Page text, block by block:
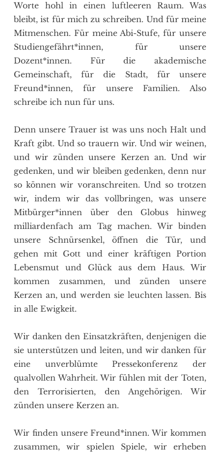
Worte hohl in einen luftleeren Raum. Was
bleibt, ist für mich zu schreiben. Und für meine
Mitmenschen. Für meine Abi-Stufe, für unsere
Studiengefährt*innen, für unsere
Dozent*innen. Für die akademische
Gemeinschaft, für die Stadt, für unsere
Freund*innen, für unsere Familien. Also
schreibe ich nun für uns.
Denn unsere Trauer ist was uns noch Halt und
Kraft gibt. Und so trauern wir. Und wir weinen,
und wir zünden unsere Kerzen an. Und wir
gedenken, und wir bleiben gedenken, denn nur
so können wir voranschreiten. Und so trotzen
wir, indem wir das vollbringen, was unsere
Mitbürger*innen über den Globus hinweg
milliardenfach am Tag machen. Wir binden
unsere Schnürsenkel, öffnen die Tür, und
gehen mit Gott und einer kräftigen Portion
Lebensmut und Glück aus dem Haus. Wir
kommen zusammen, und zünden unsere
Kerzen an, und werden sie leuchten lassen. Bis
in alle Ewigkeit.
Wir danken den Einsatzkräften, denjenigen die
sie unterstützen und leiten, und wir danken für
eine unverblümte Pressekonferenz der
qualvollen Wahrheit. Wir fühlen mit der Toten,
den Terrorisierten, den Angehörigen. Wir
zünden unsere Kerzen an.
Wir finden unsere Freund*innen. Wir kommen
zusammen, wir spielen Spiele, wir erheben